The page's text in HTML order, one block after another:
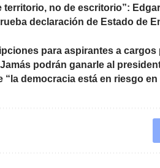
territorio, no de escritorio”:
declaración de Estado de
para aspirantes a cargos
podrán ganarle al
democracia está en riesgo en